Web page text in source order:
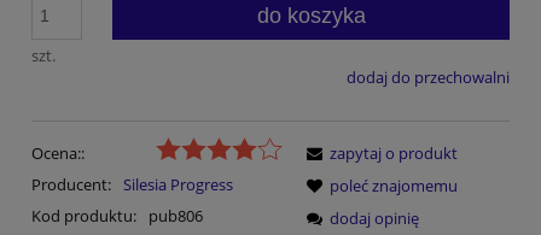
szt.
do koszyka
dodaj do przechowalni
Ocena::
Producent: Silesia Progress
Kod produktu:
pub806
zapytaj o produkt
poleć znajomemu
dodaj opinię